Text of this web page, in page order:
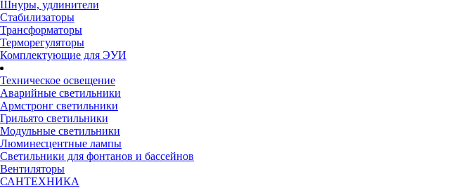
Шнуры, удлинители
Стабилизаторы
Трансформаторы
Терморегуляторы
Комплектующие для ЭУИ
Техническое освещение
Аварийные светильники
Армстронг светильники
Грильято светильники
Модульные светильники
Люминесцентные лампы
Светильники для фонтанов и бассейнов
Вентиляторы
САНТЕХНИКА